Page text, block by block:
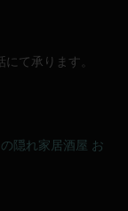
て承ります。
隠れ家居酒屋 お